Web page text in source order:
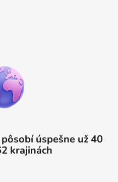
úspešne už 40
krajinách